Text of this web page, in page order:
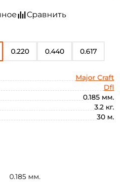
0.220 0.440 0.617
0.370 0.467 0.522
Major Craft
Dfl
0.185 мм.
3.2 кг.
30 м.
0.185 мм.